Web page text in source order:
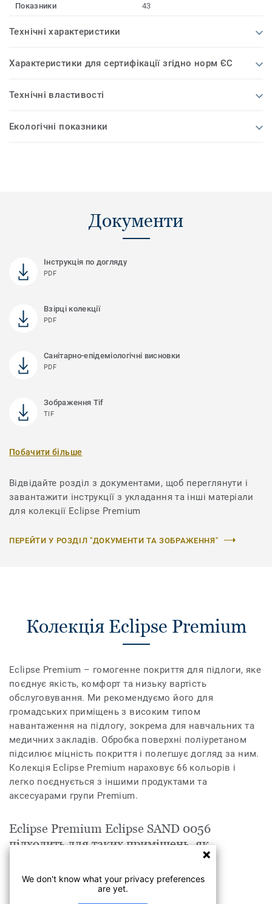
Показники 43
Технічні характеристики
Характеристики для сертифікації згідно норм ЄС
Технічні властивості
Екологічні показники
Документи
Інструкція по догляду
PDF
Взірці колекції
PDF
Санітарно-епідеміологічні висновки
PDF
Зображення Tif
TIF
Побачити більше
Відвідайте розділ з документами, щоб переглянути і
завантажити інструкції з укладання та інші матеріали
для колекції Eclipse Premium
ПЕРЕЙТИ У РОЗДІЛ "ДОКУМЕНТИ ТА ЗОБРАЖЕННЯ"
Колекція Eclipse Premium
Eclipse Premium – гомогенне покриття для підлоги, яке
поєднує якість, комфорт та низьку вартість
обслуговування. Ми рекомендуємо його для
громадських приміщень з високим типом
навантаження на підлогу, зокрема для навчальних та
медичних закладів. Обробка поверхні поліуретаном
підсилює міцність покриття і полегшує догляд за ним.
Колекція Eclipse Premium нараховує 66 кольорів і
легко поєднується з іншими продуктами та
аксесуарами групи Premium.
Eclipse Premium Eclipse SAND 0056
підходить для таких приміщень, як
We don't know what your privacy preferences
are yet.